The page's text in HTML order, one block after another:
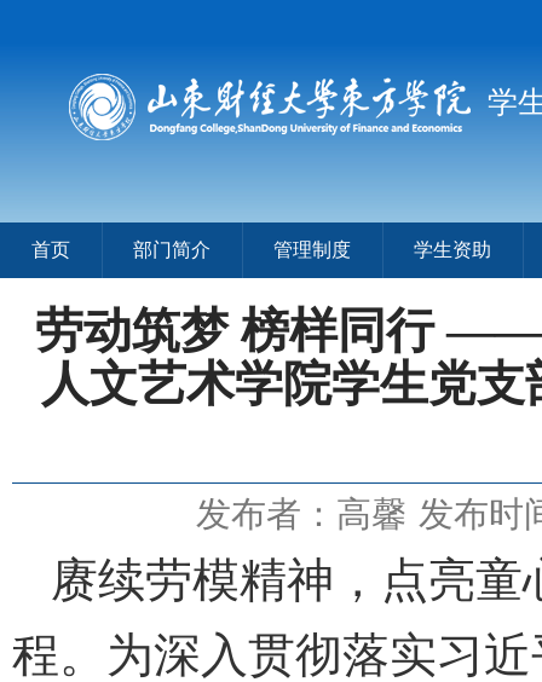
学
首页 部门简介 管理制度 学生资助
劳动筑梦 榜样同行
人文艺术学院学生党
发布者：高馨 发布时
赓续劳模精神，点亮
程。为深入贯彻落实习